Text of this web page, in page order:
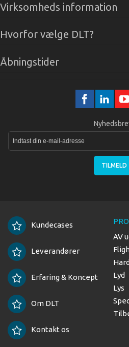
Virksomheds information
Hvorfor vælge DLT?
Åbningstider
TILMELD
Kundecases
Leverandører
Erfaring & Koncept
Om DLT
Kontakt os
AV
Lyd
Lys